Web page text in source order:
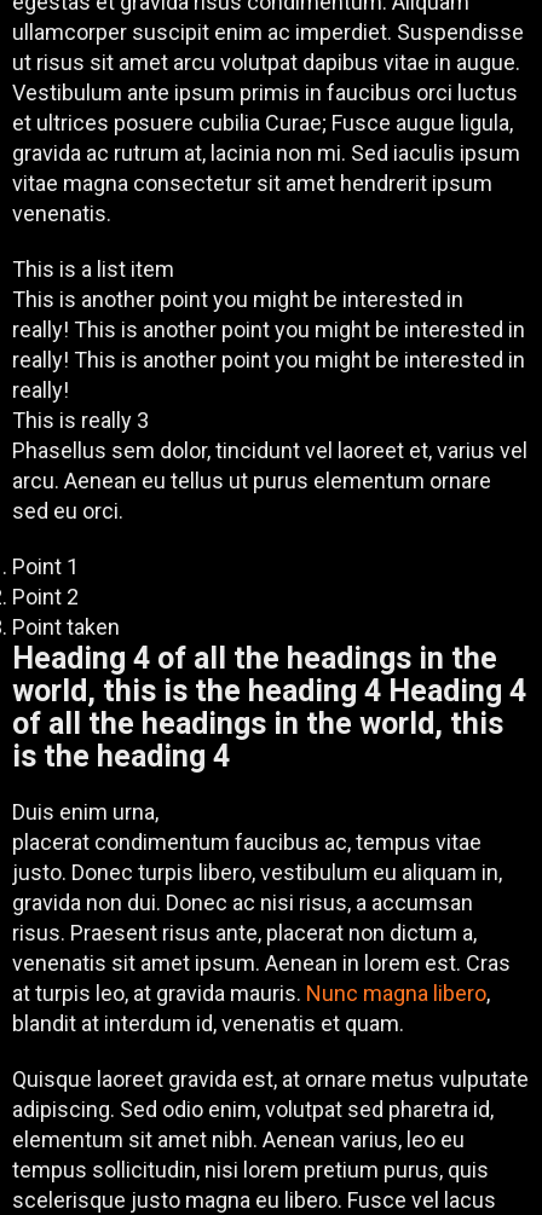
ullamcorper suscipit enim ac imperdiet. Suspendisse
ut risus sit amet arcu volutpat dapibus vitae in augue.
Vestibulum ante ipsum primis in faucibus orci luctus
et ultrices posuere cubilia Curae; Fusce augue ligula,
gravida ac rutrum at, lacinia non mi. Sed iaculis ipsum
vitae magna consectetur sit amet hendrerit ipsum
venenatis.
This is a list item
This is another point you might be interested in
really! This is another point you might be interested in
really! This is another point you might be interested in
really!
This is really 3
Phasellus sem dolor, tincidunt vel laoreet et, varius vel
arcu. Aenean eu tellus ut purus elementum ornare
sed eu orci.
Point 1
Point 2
Point taken
Heading 4 of all the headings in the
world, this is the heading 4 Heading 4
of all the headings in the world, this
is the heading 4
Duis enim urna,
placerat condimentum faucibus ac, tempus vitae
justo. Donec turpis libero, vestibulum eu aliquam in,
gravida non dui. Donec ac nisi risus, a accumsan
risus. Praesent risus ante, placerat non dictum a,
venenatis sit amet ipsum. Aenean in lorem est. Cras
at turpis leo, at gravida mauris. Nunc magna libero,
blandit at interdum id, venenatis et quam.
Quisque laoreet gravida est, at ornare metus vulputate
adipiscing. Sed odio enim, volutpat sed pharetra id,
elementum sit amet nibh. Aenean varius, leo eu
tempus sollicitudin, nisi lorem pretium purus, quis
scelerisque justo magna eu libero. Fusce vel lacus